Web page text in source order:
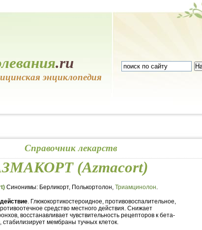
.ru
энциклопедия
Справочник лекарств
(Azmacort)
Синонимы: Берликорт, Полькортолон, Триамцинолон.
. Глюкокортикостероидное, противовоспалительное,
средство местного действия. Снижает
восстанавливает чувствительность рецепторов к бета-
мембраны тучных клеток.